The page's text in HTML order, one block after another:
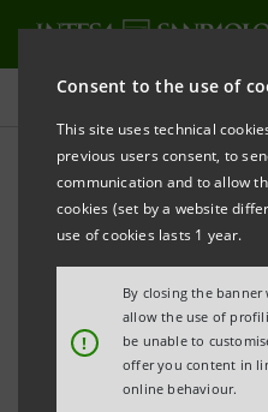
Consent to the use of
This site uses technical
previous users consent, to
communication and to allow
cookies (set by a website
use of cookies lasts 1 year.
!
By closing the
allow the use of
be unable to
offer you content in
online behaviour.
Press releases
PRINT REFRESH
(available
INTESA SANPAOLO
MIGLIOR MUTUO 2008
PIAZZA
Premiate
multifunzionalità